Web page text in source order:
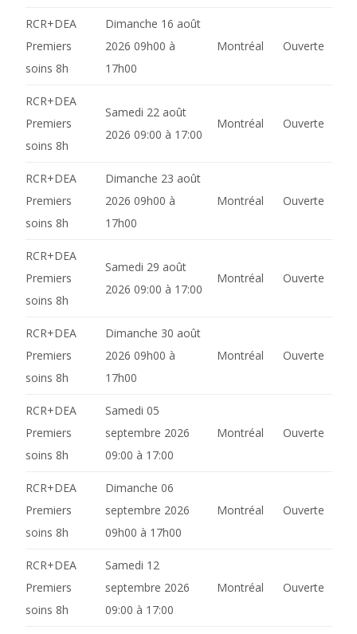
RCR+DEA
Premiers
soins 8h
Dimanche 16 août
2026 09h00 à
17h00
Montréal Ouverte
RCR+DEA
Premiers
soins 8h
Samedi 22 août
2026 09:00 à 17:00
Montréal Ouverte
RCR+DEA
Premiers
soins 8h
Dimanche 23 août
2026 09h00 à
17h00
Montréal Ouverte
RCR+DEA
Premiers
soins 8h
Samedi 29 août
2026 09:00 à 17:00
Montréal Ouverte
RCR+DEA
Premiers
soins 8h
Dimanche 30 août
2026 09h00 à
17h00
Montréal Ouverte
RCR+DEA
Premiers
soins 8h
Samedi 05
septembre 2026
09:00 à 17:00
Montréal Ouverte
RCR+DEA
Premiers
soins 8h
Dimanche 06
septembre 2026
09h00 à 17h00
Montréal Ouverte
RCR+DEA
Premiers
soins 8h
Samedi 12
septembre 2026
09:00 à 17:00
Montréal Ouverte